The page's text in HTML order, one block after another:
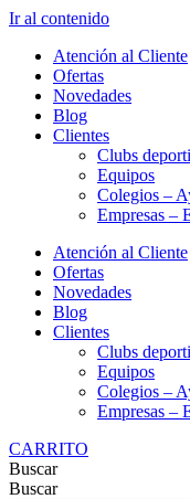
Ir al contenido
Atención al Cliente
Ofertas
Novedades
Blog
Clientes
Clubs
Equipos
Colegios –
Empresas –
Atención al Cliente
Ofertas
Novedades
Blog
Clientes
Clubs
Equipos
Colegios –
Empresas –
CARRITO
Buscar
Buscar